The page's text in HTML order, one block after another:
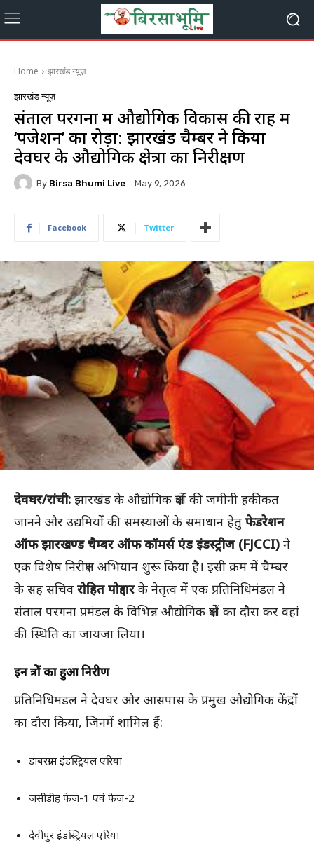
Home झारखंड न्यूज़
झारखंड न्यूज़
संताल परगना में औद्योगिक विकास की राह में
‘पजेशन’ का रोड़ा: झारखंड चैम्बर ने किया
देवघर के औद्योगिक क्षेत्रों का निरीक्षण
By Birsa Bhumi Live May 9, 2026
Facebook Twitter
देवघर/रांची: झारखंड के औद्योगिक क्षेत्रों की जमीनी हकीकत
जानने और उद्यमियों की समस्याओं के समाधान हेतु फेडरेशन
ऑफ झारखण्ड चैम्बर ऑफ कॉमर्स एंड इंडस्ट्रीज (FJCCI) ने
एक विशेष निरीक्षण अभियान शुरू किया है। इसी क्रम में चैम्बर
के सह सचिव रोहित पोद्दारके नेतृत्व में एक प्रतिनिधिमंडल ने
संताल परगना प्रमंडल के विभिन्न औद्योगिक क्षेत्रों का दौरा कर वहां
की स्थिति का जायजा लिया।
इन क्षेत्रों का हुआ निरीक्षण
प्रतिनिधिमंडल ने देवघर और आसपास के प्रमुख औद्योगिक केंद्रों
का दौरा किया, जिनमें शामिल हैं:
डाबरग्राम इंडस्ट्रियल एरिया
जसीडीह फेज-1 एवं फेज-2
देवीपुर इंडस्ट्रियल एरिया